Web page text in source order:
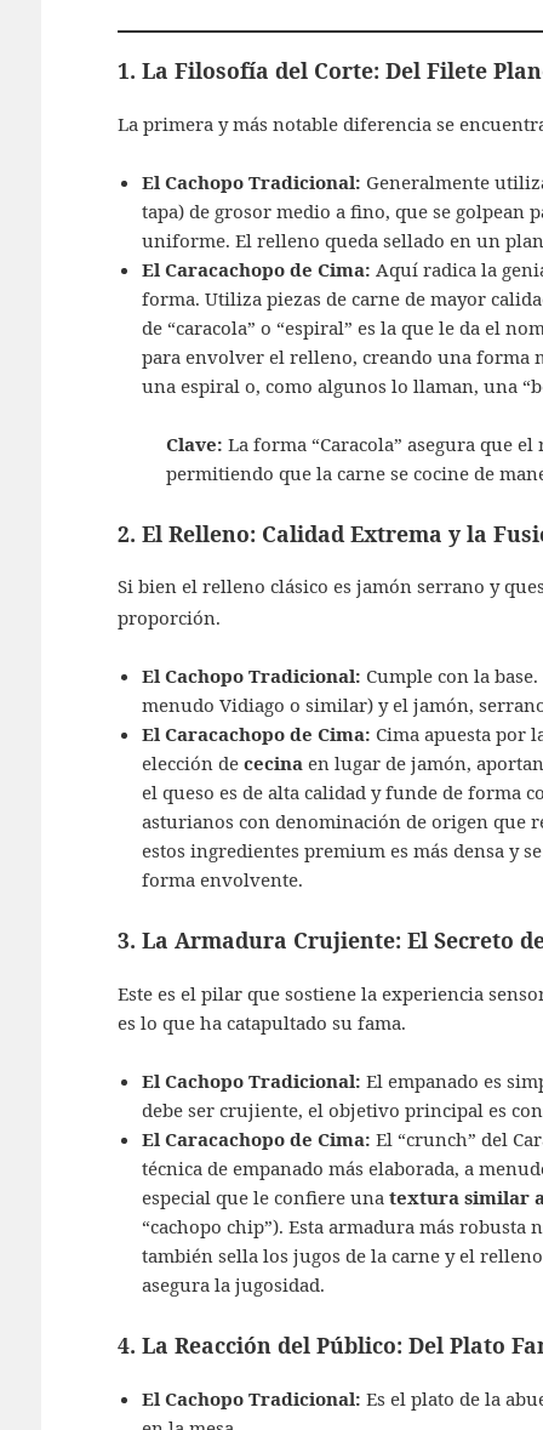
1. La Filosofía del Corte: Del Filete
La primera y más notable diferencia se
El Cachopo Tradicional: Generalmente
tapa) de grosor medio a fino, que se golpean
uniforme. El relleno queda sellado en un
El Caracachopo de Cima: Aquí radica la
forma. Utiliza piezas de carne de mayor
de “caracola” o “espiral” es la que le da el
para envolver el relleno, creando una forma
una espiral o, como algunos lo llaman, una
Clave: La forma “Caracola” asegura que
permitiendo que la carne se cocine de
2. El Relleno: Calidad Extrema y la
Si bien el relleno clásico es jamón serrano y
proporción.
El Cachopo Tradicional: Cumple con la
menudo Vidiago o similar) y el jamón,
El Caracachopo de Cima: Cima apuesta por
elección de cecinaen lugar de jamón,
el queso es de alta calidad y funde de forma
asturianos con denominación de origen que
estos ingredientes premium es más densa y
forma envolvente.
3. La Armadura Crujiente: El Secreto
Este es el pilar que sostiene la experiencia
es lo que ha catapultado su fama.
El Cachopo Tradicional: El empanado es
debe ser crujiente, el objetivo principal es
El Caracachopo de Cima: El “crunch” del
técnica de empanado más elaborada, a
especial que le confiere una textura similar
“cachopo chip”). Esta armadura más
también sella los jugos de la carne y el
asegura la jugosidad.
4. La Reacción del Público: Del Plato
El Cachopo Tradicional: Es el plato de la